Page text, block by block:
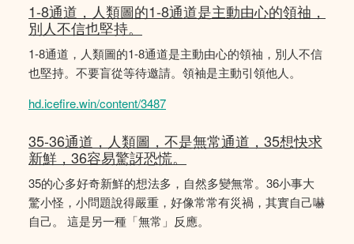
1-8通道，人類圖的1-8通道是主動由心的領䄂，
別人不信也堅持。
1-8通道，人類圖的1-8通道是主動由心的領䄂，別人不信
也堅持。不要盲從等待邀請。領袖是主動引領他人。
hd.icefire.win/content/3487
35-36通道，人類圖，不是無常通道，35想快求
新鮮，36容易驚訝恐慌。
35的心多好奇新鮮的想法多，自然多變無常。36小事大
驚小怪，小問題說得嚴重，好像常常有災禍，其實自己嚇
自己。 這是另一種「無常」反應。